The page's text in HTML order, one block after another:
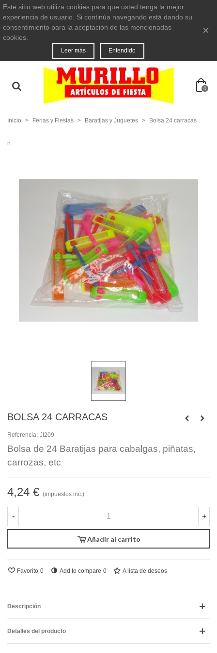
Este sitio web utiliza cookies para que usted tenga la mejor
experiencia de usuario. Si continúa navegando está dando su
consentimiento para la aceptación de las mencionadas
cookies.
Leer más Entendido
×
0
Inicio > Ferias y Fiestas > Baratijas y Juguetes > Bolsa 24 carracas
n
BOLSA 24 CARRACAS
Referencia: JI209
Bolsa de 24 Baratijas para cabalgas, piñatas,
carrozas, etc
4,24 € (impuestos inc.)
- +
Añadir al carrito
Favorito 0 Add to compare 0 A lista de deseos
Descripción
Detalles del producto